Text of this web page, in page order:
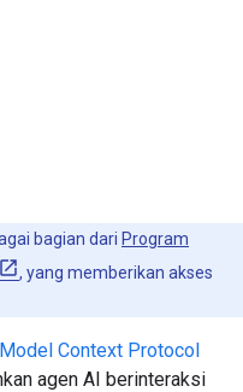
bagian dari Program
, yang memberikan akses
Model Context Protocol
agen AI berinteraksi